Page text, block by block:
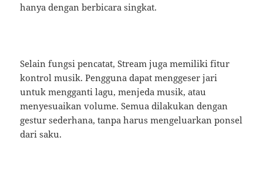
hanya dengan berbicara singkat.
Selain fungsi pencatat, Stream juga memiliki fitur
kontrol musik. Pengguna dapat menggeser jari
untuk mengganti lagu, menjeda musik, atau
menyesuaikan volume. Semua dilakukan dengan
gestur sederhana, tanpa harus mengeluarkan ponsel
dari saku.